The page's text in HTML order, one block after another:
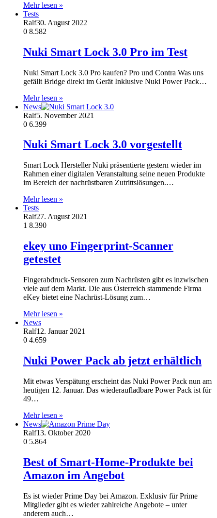
Mehr lesen »
Tests
Ralf30. August 2022
0 8.582
Nuki Smart Lock 3.0 Pro im Test
Nuki Smart Lock 3.0 Pro kaufen? Pro und Contra Was uns
gefällt Bridge direkt im Gerät Inklusive Nuki Power Pack…
Mehr lesen »
News
Ralf5. November 2021
0 6.399
Nuki Smart Lock 3.0 vorgestellt
Smart Lock Hersteller Nuki präsentierte gestern wieder im
Rahmen einer digitalen Veranstaltung seine neuen Produkte
im Bereich der nachrüstbaren Zutrittslösungen.…
Mehr lesen »
Tests
Ralf27. August 2021
1 8.390
ekey uno Fingerprint-Scanner
getestet
Fingerabdruck-Sensoren zum Nachrüsten gibt es inzwischen
viele auf dem Markt. Die aus Österreich stammende Firma
eKey bietet eine Nachrüst-Lösung zum…
Mehr lesen »
News
Ralf12. Januar 2021
0 4.659
Nuki Power Pack ab jetzt erhältlich
Mit etwas Verspätung erscheint das Nuki Power Pack nun am
heutigen 12. Januar. Das wiederaufladbare Power Pack ist für
49…
Mehr lesen »
News
Ralf13. Oktober 2020
0 5.864
Best of Smart-Home-Produkte bei
Amazon im Angebot
Es ist wieder Prime Day bei Amazon. Exklusiv für Prime
Mitglieder gibt es wieder zahlreiche Angebote – unter
anderem auch…